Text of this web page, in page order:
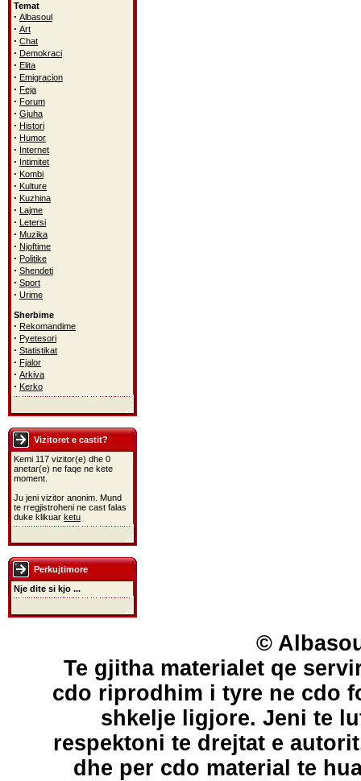
Temat
· Albasoul
· Art
· Chat
· Demokraci
· Elita
· Emigracion
· Feja
· Forum
· Gjuha
· Histori
· Humor
· Internet
· Intimitet
· Kombi
· Kulture
· Kuzhina
· Lajme
· Letersi
· Muzika
· Njoftime
· Politike
· Shendeti
· Sport
· Urime
Sherbime
· Rekomandime
· Pyetesori
· Statistikat
· Fjalor
· Arkiva
· Kerko
Vizitoret e castit?
Kemi 117 vizitor(e) dhe 0
anetar(e) ne faqe ne kete
moment.
Ju jeni vizitor anonim. Mund
te rregjistroheni ne cast falas
duke klikuar ketu
Perkujtimore
Nje dite si kjo ...
©
Te gjitha materialet qe
cdo riprodhim i tyre ne cdo
shkelje ligjore. Jeni te
respektoni te drejtat e
dhe per cdo material te